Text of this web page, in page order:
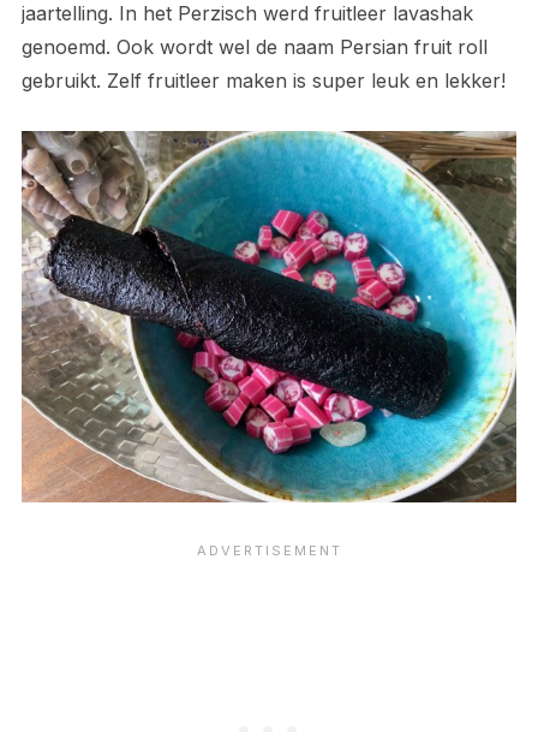
jaartelling. In het Perzisch werd fruitleer lavashak
genoemd. Ook wordt wel de naam Persian fruit roll
gebruikt. Zelf fruitleer maken is super leuk en lekker!